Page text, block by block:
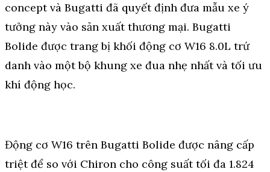
concept và Bugatti đã quyết định đưa mẫu xe ý
tưởng này vào sản xuất thương mại. Bugatti
Bolide được trang bị khối động cơ W16 8.0L trứ
danh vào một bộ khung xe đua nhẹ nhất và tối ưu
khí động học.
Động cơ W16 trên Bugatti Bolide được nâng cấp
triệt để so với Chiron cho công suất tối đa 1.824